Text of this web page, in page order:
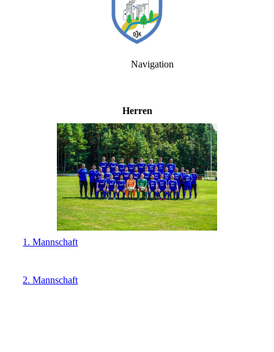
Navigation
Herren
1. Mannschaft
2. Mannschaft